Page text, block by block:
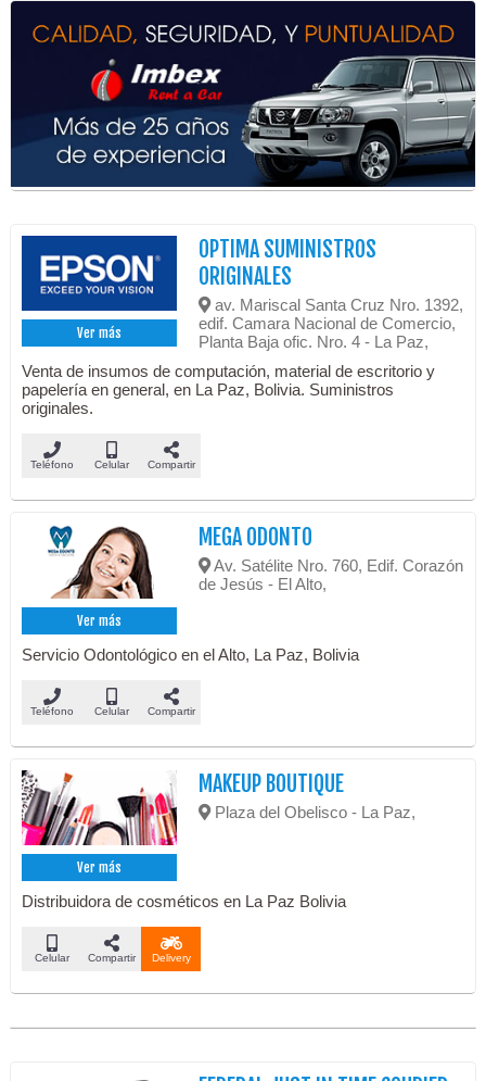
Ver más
OPTIMA SUMINISTROS
ORIGINALES
av. Mariscal Santa Cruz Nro. 1392,
edif. Camara Nacional de Comercio,
Planta Baja ofic. Nro. 4 - La Paz,
Venta de insumos de computación, material de escritorio y
papelería en general, en La Paz, Bolivia. Suministros
originales.
Teléfono Celular Compartir
Ver más
MEGA ODONTO
Av. Satélite Nro. 760, Edif. Corazón
de Jesús - El Alto,
Servicio Odontológico en el Alto, La Paz, Bolivia
Teléfono Celular Compartir
Ver más
MAKEUP BOUTIQUE
Plaza del Obelisco - La Paz,
Distribuidora de cosméticos en La Paz Bolivia
Celular Compartir Delivery